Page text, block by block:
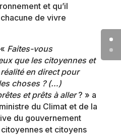
et qu’il
de vivre
Faites-vous
que les citoyennes et
en direct pour
choses ? (…)
et prêts à aller? » a
du Climat et de la
du gouvernement
et citoyens